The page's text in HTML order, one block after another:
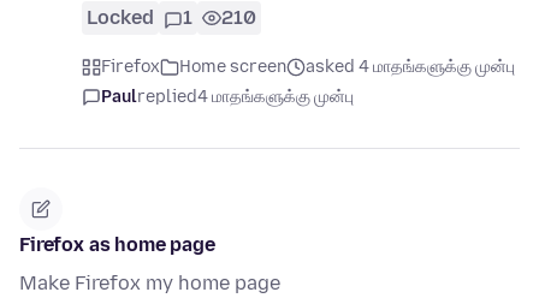
Locked 1 210
Firefox Home screen
asked 4 மாதங்களுக்கு முன்பு
Paulreplied4 மாதங்களுக்கு முன்பு
Firefox as home page
Make Firefox my home page